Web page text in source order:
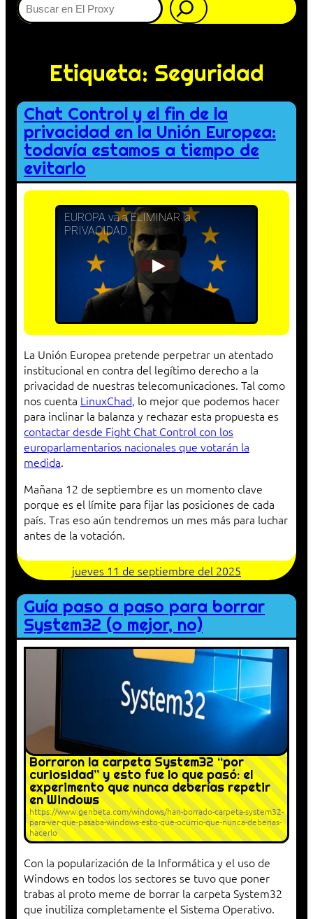
Etiqueta: Seguridad
Chat Control y el fin de la
privacidad en la Unión Europea:
todavía estamos a tiempo de
evitarlo
EUROPA va a ELIMINAR la
PRIVACIDAD
La Unión Europea pretende perpetrar un atentado
institucional en contra del legítimo derecho a la
privacidad de nuestras telecomunicaciones. Tal como
nos cuenta LinuxChad, lo mejor que podemos hacer
para inclinar la balanza y rechazar esta propuesta es
contactar desde Fight Chat Control con los
europarlamentarios nacionales que votarán la
medida.
Mañana 12 de septiembre es un momento clave
porque es el límite para fijar las posiciones de cada
país. Tras eso aún tendremos un mes más para luchar
antes de la votación.
jueves 11 de septiembre del 2025
Guía paso a paso para borrar
System32 (o mejor, no)
Borraron la carpeta System32 “por
curiosidad” y esto fue lo que pasó: el
experimento que nunca deberías repetir
en Windows
https://www.genbeta.com/windows/han-borrado-carpeta-system32-
para-ver-que-pasaba-windows-esto-que-ocurrio-que-nunca-deberias-
hacerlo
Con la popularización de la Informática y el uso de
Windows en todos los sectores se tuvo que poner
trabas al proto meme de borrar la carpeta System32
que inutiliza completamente el Sistema Operativo.